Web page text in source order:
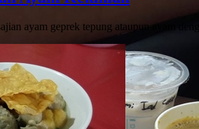
ayam geprek tepung ataupun ayam